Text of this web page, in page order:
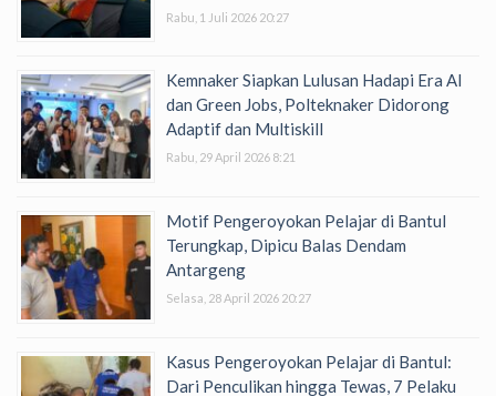
Rabu, 1 Juli 2026 20:27
Kemnaker Siapkan Lulusan Hadapi Era AI
dan Green Jobs, Polteknaker Didorong
Adaptif dan Multiskill
Rabu, 29 April 2026 8:21
Motif Pengeroyokan Pelajar di Bantul
Terungkap, Dipicu Balas Dendam
Antargeng
Selasa, 28 April 2026 20:27
Kasus Pengeroyokan Pelajar di Bantul:
Dari Penculikan hingga Tewas, 7 Pelaku